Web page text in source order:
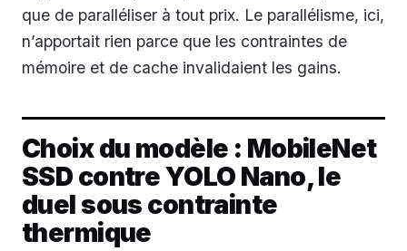
que de paralléliser à tout prix. Le parallélisme, ici,
n’apportait rien parce que les contraintes de
mémoire et de cache invalidaient les gains.
Choix du modèle : MobileNet
SSD contre YOLO Nano, le
duel sous contrainte
thermique